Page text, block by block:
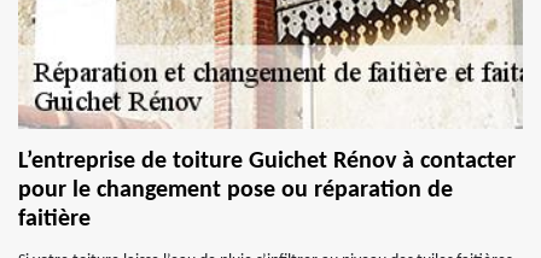
L’entreprise de toiture Guichet Rénov à contacter
pour le changement pose ou réparation de
faitière